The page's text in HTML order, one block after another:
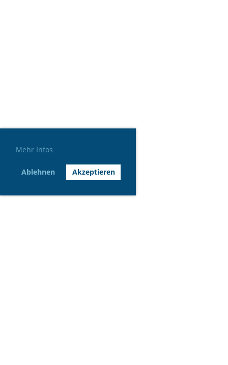
Mehr Infos
Ablehnen Akzeptieren